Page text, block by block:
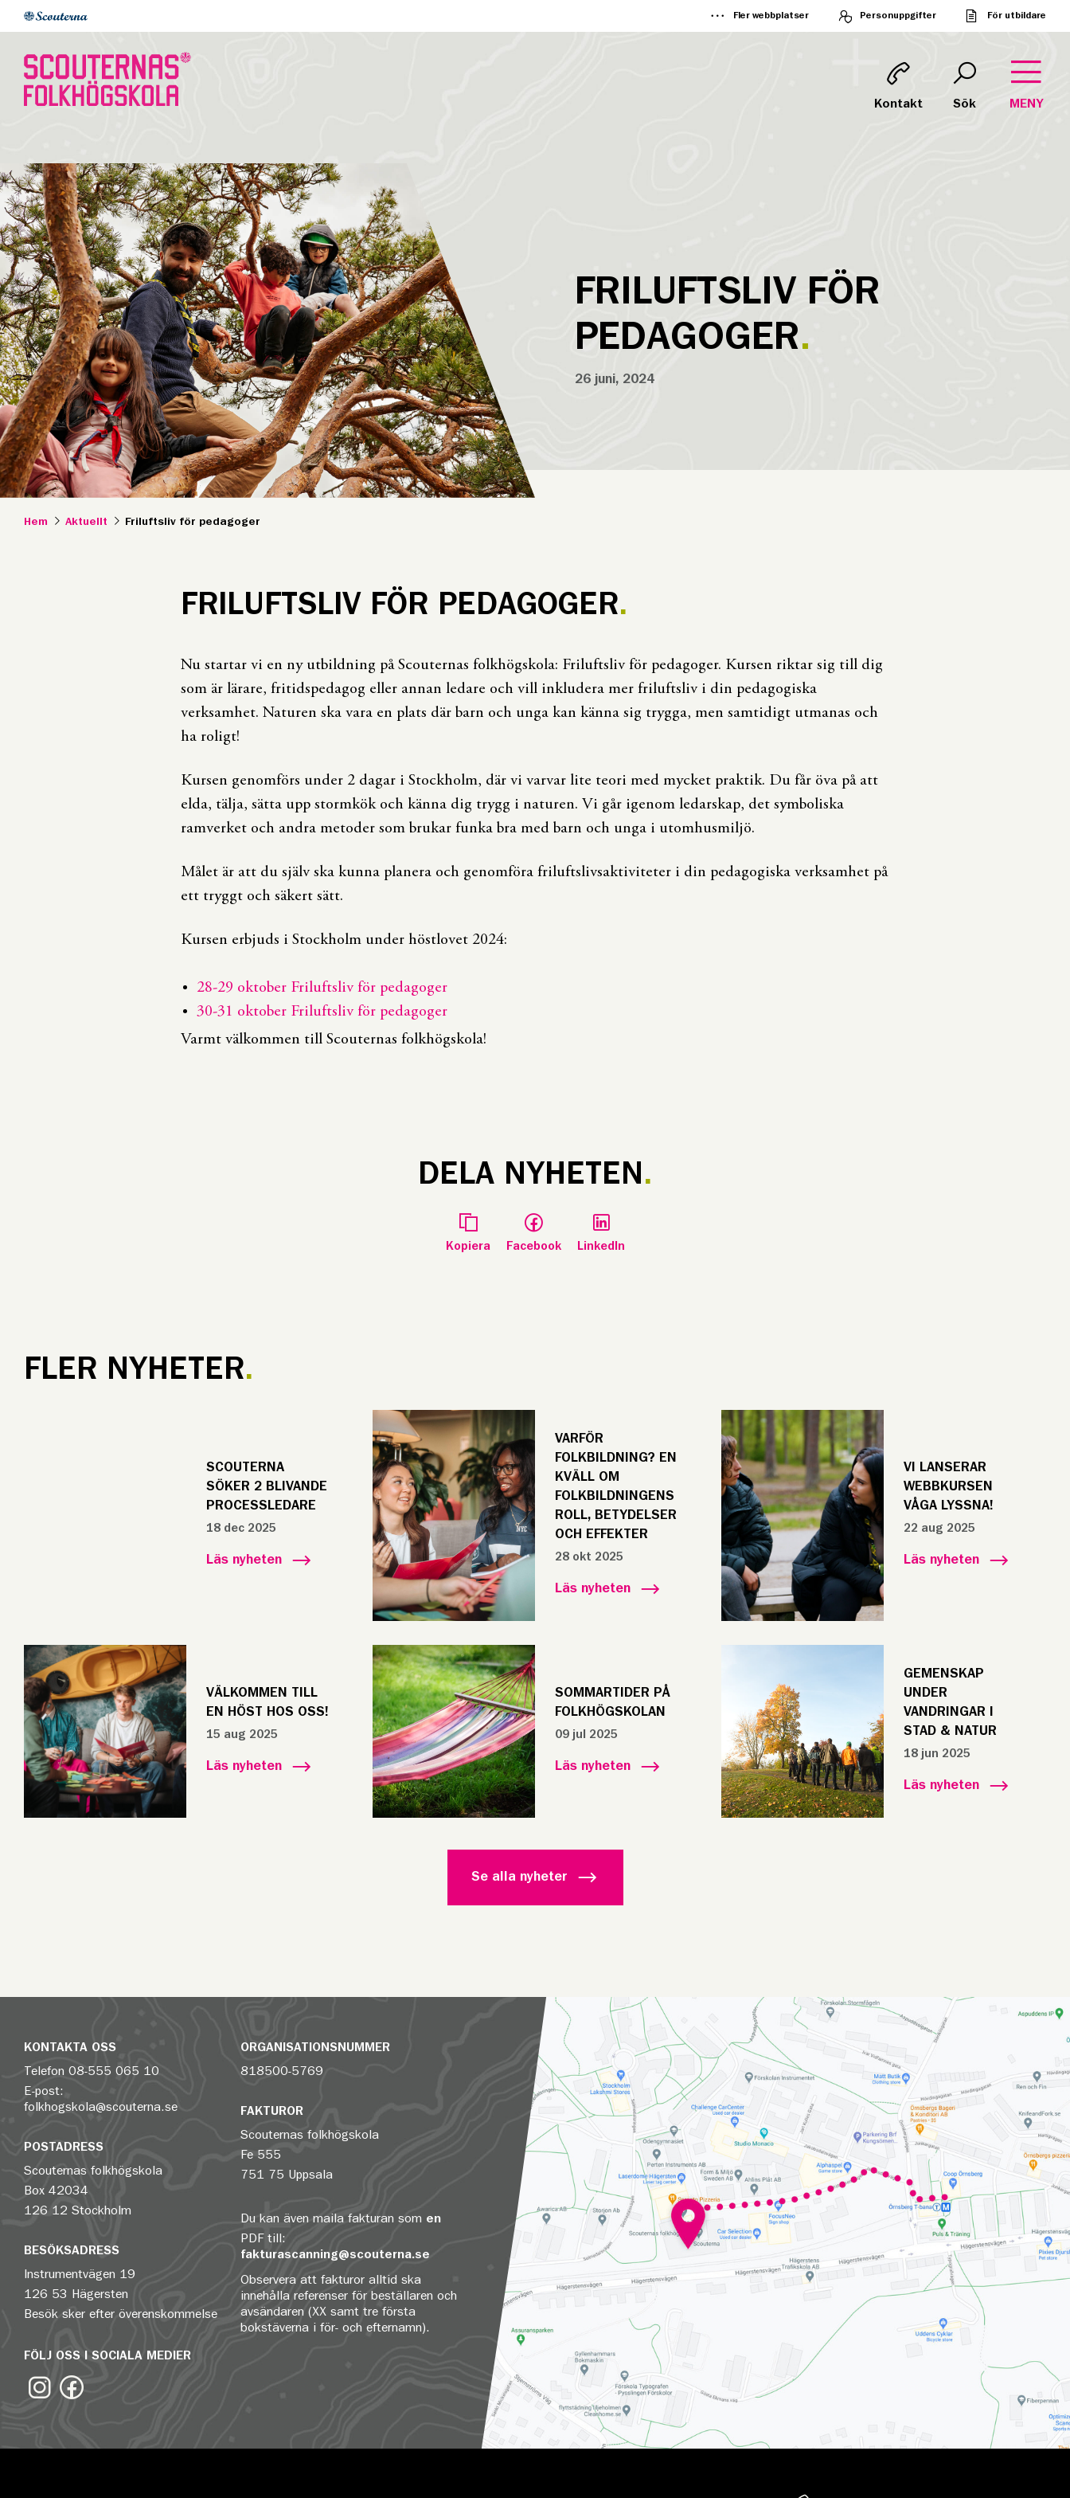
Fler webbplatser Personuppgifter För utbildare
Kontakt Sök MENY
FRILUFTSLIV FÖR
PEDAGOGER
26 juni, 2024
Hem Aktuellt Friluftsliv för pedagoger
FRILUFTSLIV FÖR PEDAGOGER
Nu startar vi en ny utbildning på Scouternas folkhögskola: Friluftsliv för pedagoger. Kursen riktar sig till dig
som är lärare, fritidspedagog eller annan ledare och vill inkludera mer friluftsliv i din pedagogiska
verksamhet. Naturen ska vara en plats där barn och unga kan känna sig trygga, men samtidigt utmanas och
ha roligt!
Kursen genomförs under 2 dagar i Stockholm, där vi varvar lite teori med mycket praktik. Du får öva på att
elda, tälja, sätta upp stormkök och känna dig trygg i naturen. Vi går igenom ledarskap, det symboliska
ramverket och andra metoder som brukar funka bra med barn och unga i utomhusmiljö.
Målet är att du själv ska kunna planera och genomföra friluftslivsaktiviteter i din pedagogiska verksamhet på
ett tryggt och säkert sätt.
Kursen erbjuds i Stockholm under höstlovet 2024:
28-29 oktober Friluftsliv för pedagoger
30-31 oktober Friluftsliv för pedagoger
Varmt välkommen till Scouternas folkhögskola!
DELA NYHETEN
Kopiera Facebook LinkedIn
FLER NYHETER
SCOUTERNA
SÖKER 2 BLIVANDE
PROCESSLEDARE
18 dec 2025
Läs nyheten
VARFÖR
FOLKBILDNING? EN
KVÄLL OM
FOLKBILDNINGENS
ROLL, BETYDELSER
OCH EFFEKTER
28 okt 2025
Läs nyheten
VI LANSERAR
WEBBKURSEN
VÅGA LYSSNA!
22 aug 2025
Läs nyheten
VÄLKOMMEN TILL
EN HÖST HOS OSS!
15 aug 2025
Läs nyheten
SOMMARTIDER PÅ
FOLKHÖGSKOLAN
09 jul 2025
Läs nyheten
GEMENSKAP
UNDER
VANDRINGAR I
STAD & NATUR
18 jun 2025
Läs nyheten
Se alla nyheter
KONTAKTA OSS
Telefon 08-555 065 10
E-post:
folkhogskola@scouterna.se
POSTADRESS
Scouternas folkhögskola
Box 42034
126 12 Stockholm
BESÖKSADRESS
Instrumentvägen 19
126 53 Hägersten
Besök sker efter överenskommelse
FÖLJ OSS I SOCIALA MEDIER
ORGANISATIONSNUMMER
818500-5769
FAKTUROR
Scouternas folkhögskola
Fe 555
751 75 Uppsala
Du kan även maila fakturan som en
PDF till:
fakturascanning@scouterna.se
Observera att fakturor alltid ska
innehålla referenser för beställaren och
avsändaren (XX samt tre första
bokstäverna i för- och efternamn).